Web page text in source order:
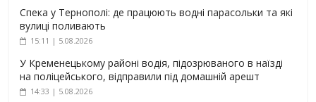
Спека у Тернополі: де працюють водні парасольки та які
вулиці поливають
15:11 | 5.08.2026
У Кременецькому районі водія, підозрюваного в наїзді
на поліцейського, відправили під домашній арешт
14:33 | 5.08.2026